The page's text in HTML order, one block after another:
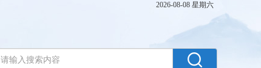
2026-08-08 星期六